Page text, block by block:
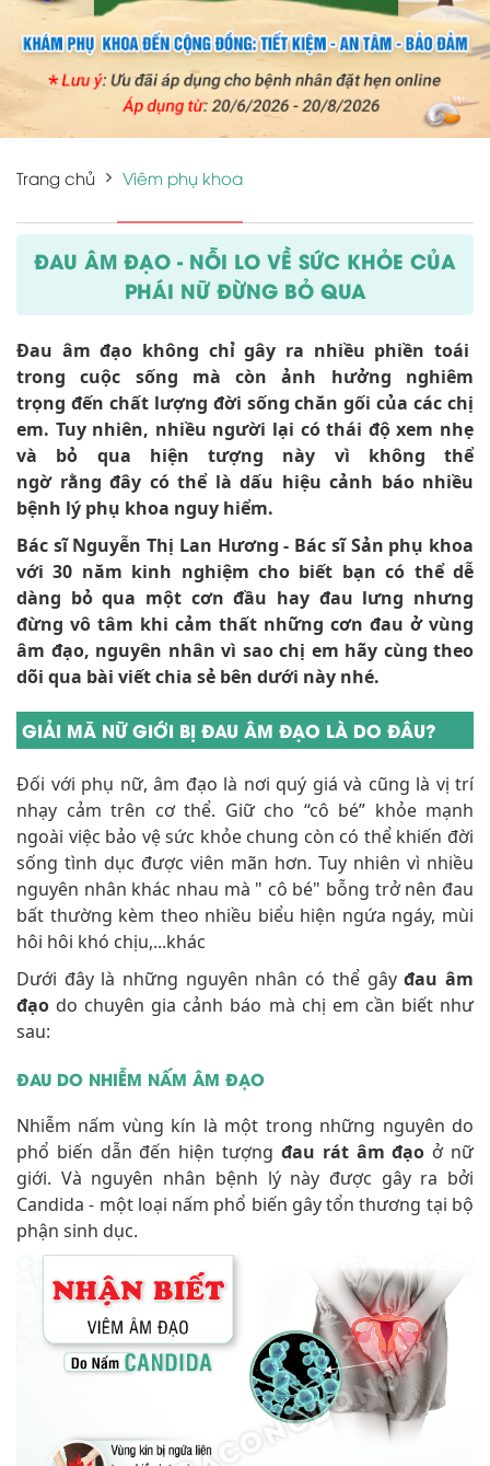
Trang chủ Viêm phụ khoa
ĐAU ÂM ĐẠO - NỖI LO VỀ SỨC KHỎE CỦA
PHÁI NỮ ĐỪNG BỎ QUA
Đau âm đạo không chỉ gây ra nhiều phiền toái
trong cuộc sống mà còn ảnh hưởng nghiêm
trọng đến chất lượng đời sống chăn gối của các chị
em. Tuy nhiên, nhiều người lại có thái độ xem nhẹ
và bỏ qua hiện tượng này vì không thể
ngờ rằng đây có thể là dấu hiệu cảnh báo nhiều
bệnh lý phụ khoa nguy hiểm.
Bác sĩ Nguyễn Thị Lan Hương - Bác sĩ Sản phụ khoa
với 30 năm kinh nghiệm cho biết bạn có thể dễ
dàng bỏ qua một cơn đầu hay đau lưng nhưng
đừng vô tâm khi cảm thất những cơn đau ở vùng
âm đạo, nguyên nhân vì sao chị em hãy cùng theo
dõi qua bài viết chia sẻ bên dưới này nhé.
GIẢI MÃ NỮ GIỚI BỊ ĐAU ÂM ĐẠO LÀ DO ĐÂU?
Đối với phụ nữ, âm đạo là nơi quý giá và cũng là vị trí
nhạy cảm trên cơ thể. Giữ cho “cô bé” khỏe mạnh
ngoài việc bảo vệ sức khỏe chung còn có thể khiến đời
sống tình dục được viên mãn hơn. Tuy nhiên vì nhiều
nguyên nhân khác nhau mà " cô bé" bỗng trở nên đau
bất thường kèm theo nhiều biểu hiện ngứa ngáy, mùi
hôi hôi khó chịu,...khác
Dưới đây là những nguyên nhân có thể gâyđau âm
đạo do chuyên gia cảnh báo mà chị em cần biết như
sau:
ĐAU DO NHIỄM NẤM ÂM ĐẠO
Nhiễm nấm vùng kín là một trong những nguyên do
phổ biến dẫn đến hiện tượng đau rát âm đạo ở nữ
giới. Và nguyên nhân bệnh lý này được gây ra bởi
Candida - một loại nấm phổ biến gây tổn thương tại bộ
phận sinh dục.